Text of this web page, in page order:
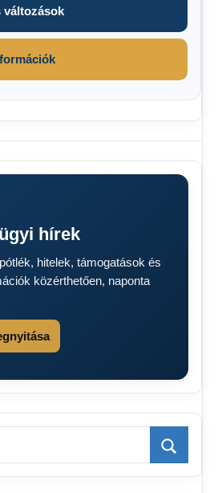
változások
hírek
hitelek, támogatások és
közérthetően, naponta
Search